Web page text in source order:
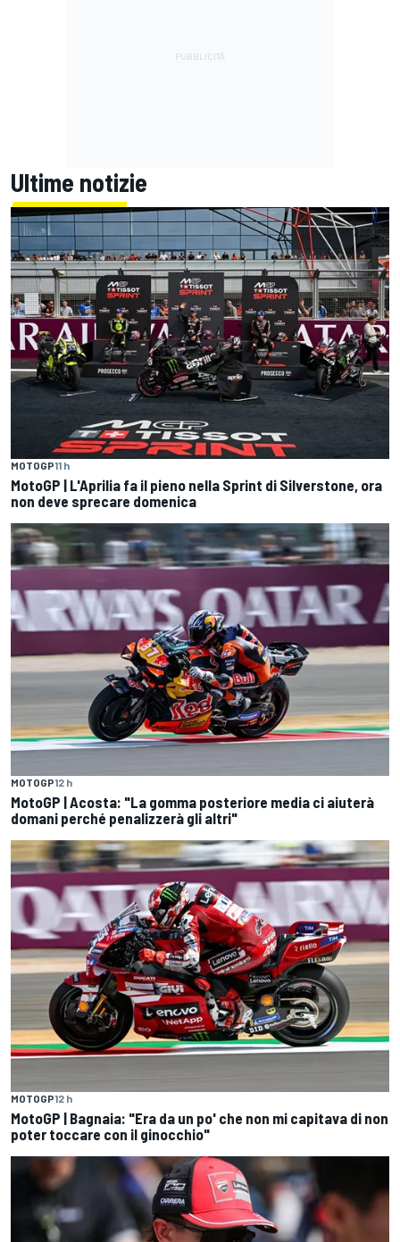
Ultime notizie
MOTOGP11 h
MotoGP | L'Aprilia fa il pieno nella Sprint di Silverstone, ora
non deve sprecare domenica
MOTOGP12 h
MotoGP | Acosta: "La gomma posteriore media ci aiuterà
domani perché penalizzerà gli altri"
MOTOGP12 h
MotoGP | Bagnaia: "Era da un po' che non mi capitava di non
poter toccare con il ginocchio"